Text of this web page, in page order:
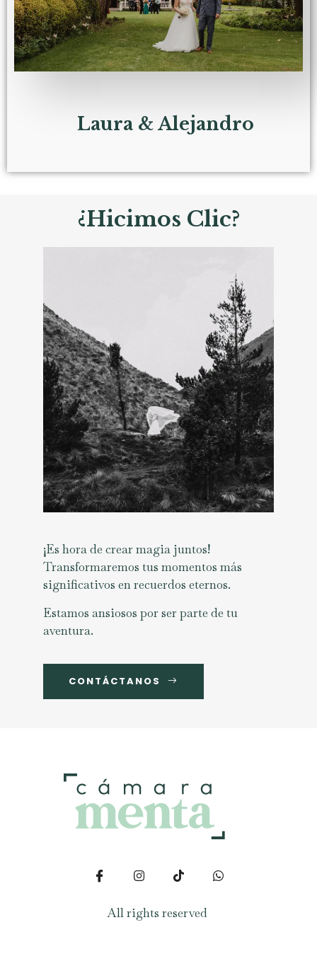
Laura & Alejandro
¿Hicimos Clic?
¡Es hora de crear magia juntos!
Transformaremos tus momentos más
significativos en recuerdos eternos.
Estamos ansiosos por ser parte de tu
aventura.
CONTÁCTANOS
All rights reserved